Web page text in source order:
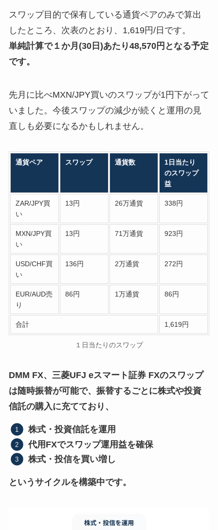
スワップ目的で保有している通貨ペアのみで算出
したところ、次表のとおり、1,619円/日です。
単純計算で１か月(30日)あたり48,570円となる予定
です。
先月に比べMXN/JPY買いのスワップが1円下がって
いました。今後スワップの減少が続くと運用の見
直しも必要になるかもしれません。
通貨ペア スワップ 通貨数
1日当たり
のスワップ
益
ZAR/JPY買
い
13円 26万通貨 338円
MXN/JPY買
い
13円 71万通貨 923円
USD/CHF買
い
136円 2万通貨 272円
EUR/AUD売
り
86円 1万通貨 86円
合計 1,619円
１日当たりのスワップ
DMM FX、三菱UFJ eスマート証券 FXのスワップ
は随時振替が可能で、振替するごとに株式や投資
信託の購入に充てており、
株式・投資信託を運用
代用FXでスワップ運用益を確保
株式・投信を買い増し
というサイクルを構築中です。